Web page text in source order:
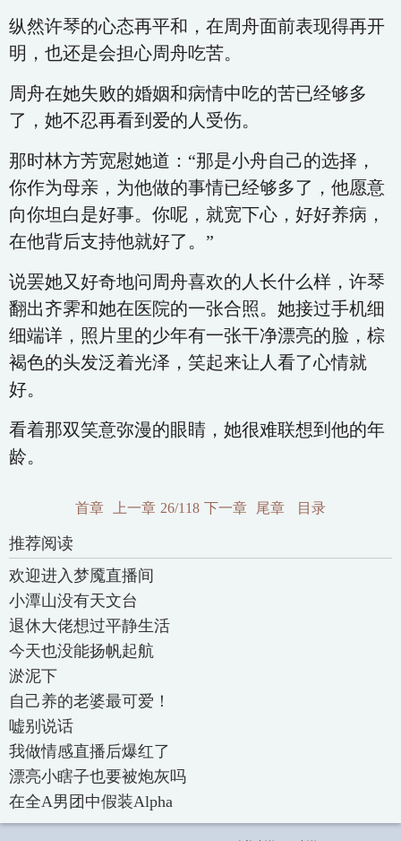
纵然许琴的心态再平和，在周舟面前表现得再开
明，也还是会担心周舟吃苦。
周舟在她失败的婚姻和病情中吃的苦已经够多
了，她不忍再看到爱的人受伤。
那时林方芳宽慰她道：“那是小舟自己的选择，
你作为母亲，为他做的事情已经够多了，他愿意
向你坦白是好事。你呢，就宽下心，好好养病，
在他背后支持他就好了。”
说罢她又好奇地问周舟喜欢的人长什么样，许琴
翻出齐霁和她在医院的一张合照。她接过手机细
细端详，照片里的少年有一张干净漂亮的脸，棕
褐色的头发泛着光泽，笑起来让人看了心情就
好。
看着那双笑意弥漫的眼睛，她很难联想到他的年
龄。
首章 上一章 26/118 下一章 尾章 目录
推荐阅读
欢迎进入梦魇直播间
小潭山没有天文台
退休大佬想过平静生活
今天也没能扬帆起航
淤泥下
自己养的老婆最可爱！
嘘别说话
我做情感直播后爆红了
漂亮小瞎子也要被炮灰吗
在全A男团中假装Alpha